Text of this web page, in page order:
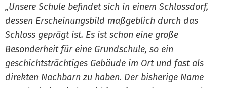
„Unsere Schule befindet sich in einem Schlossdorf,
dessen Erscheinungsbild maßgeblich durch das
Schloss geprägt ist. Es ist schon eine große
Besonderheit für eine Grundschule, so ein
geschichtsträchtiges Gebäude im Ort und fast als
direkten Nachbarn zu haben. Der bisherige Name